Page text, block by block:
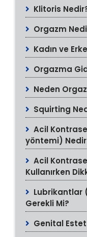
Klitoris
Orgazm
Kadın ve
Orgazma
Neden
Squirting
Acil
yöntemi)
Acil
Kullanırken
Lubrikantlar
Gerekli Mi?
Genital